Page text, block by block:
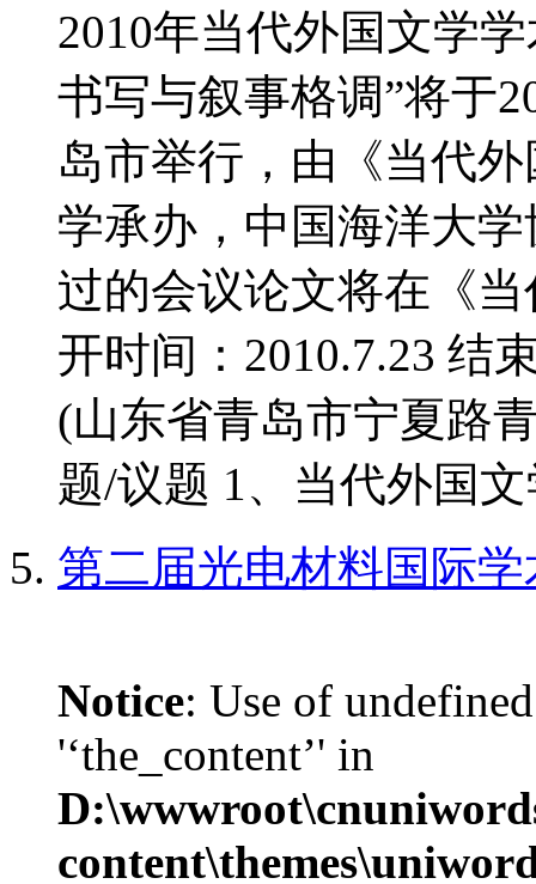
2010年当代外国文学
书写与叙事格调”将于
岛市举行，由《当代
学承办，中国海洋大
过的会议论文将在《
开时间：2010.7.23 结
(山东省青岛市宁夏路
题/议题 1、当代外国文
第二届光电材料国际
Notice: Use of
'‘the_content’' in